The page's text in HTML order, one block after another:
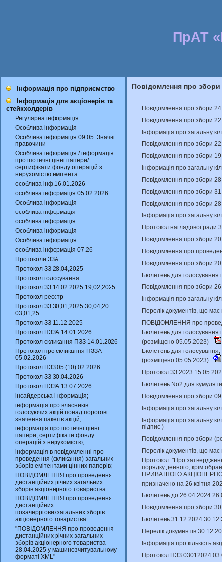
ПрАТ
Інформація про підприємство
Інформація для акціонерів та
стейкхолдерів
Регулярна інформація
Особлива інформація
Особлива інформація 09.05. Значні
правочини
Особлива інформація / інформація
про іпотечні цінні папери/
сертифікати фонду операцій з
нерухомістю емітента
особлива інф.16.01.2026
особлива інформація 05.02.2026
Особлива інформація
особлива інформація
особлива інформація
Особлива інформація
Особлива інформація
особлива інформація 07.26
Протоколи ЗЗА
Протокол ЗЗ 28,04,2025
Протокол голосування
Протокол ЗЗ 14.02.2025 19,02,2025
Протокол реєстр
Протокол ЗЗ 30,01,2025 30,04,20
03,01,25
Протокол ЗЗ 11.12.2025
Протокол ПЗЗА 14.01.2026
Протокол скликання ПЗЗ 14.01.2026
Протокол про скликання ПЗЗА
05.02.2026
Протокол ПЗЗ 05 (10).02.2026
Протокол ЗЗ 30.04.2026
Протокол ПЗЗА 13.07.2026
інсайдерська інформація;
інформація про власників
голосуючих акцій понад порогові
значення пакетів акцій;
інформація про іпотечні цінні
папери, сертифікати фонду
операцій з нерухомістю;
інформація в повідомленні про
проведення (скликання) загальних
зборів емітентами цінних паперів;
ПОВІДОМЛЕННЯ про проведення
дистанційних річних загальних
зборів акціонерного товариства
ПОВІДОМЛЕННЯ про проведення
дистанційних
позачеррговихзагальних зборів
акціонерного товариства
"ПОВІДОМЛЕННЯ про проведення
дистанційних річних загальних
зборів акціонерного товариства
28.04.2025 у машинозчитувальному
форматі XML"
Повідомлення про збори
Повідомлення про збори
Повідомлення про збори
Інформація про загальну
Повідомлення про збори
Повідомлення про збори
Інформація про загальну
Повідомлення про збори
Повідомлення про збори
Повідомлення про збори
Інформація про загальну
Протокол наглядової
Повідомлення про збори
Повідомлення про
Повідомлення про збори
Бюлетень для
Повідомлення про збори
Інформація про загальну
Перелік документів, що
ПОВІДОМЛЕННЯ про
Бюлетень для голосування
(розміщено 05.05.2023)
Бюлетень для голосування,
(розміщено 05.05.2023)
Протокол ЗЗ 2023
Бюлетень No2 для
Повідомлення про збори
Інформація про загальну
Інформація про загальну
підпис )
Повідомлення про збори
Перелік документів, що
Протокол ."Про
порядку денного, крім
ПРИВАТНОГО
призначено на 26 квітня
Бюлетень до 26.04.2024
Повідомлення про збори
Бюлетень 31.12.2024
Перелік документів
Інформація про кількість
Протокол ПЗЗ 03012024